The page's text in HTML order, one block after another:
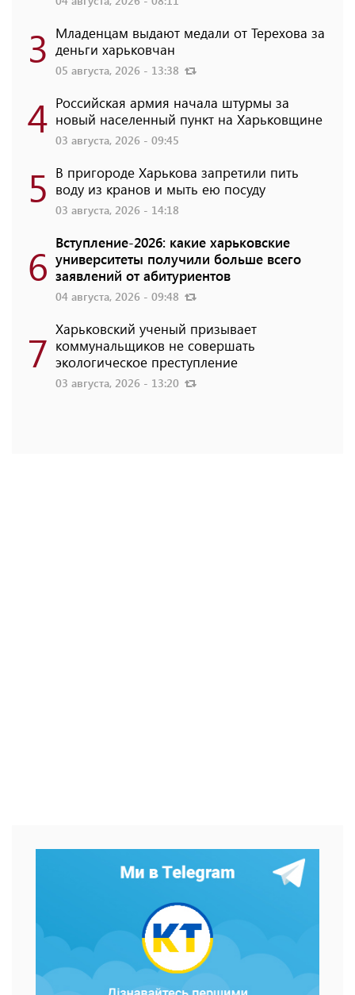
3 Младенцам выдают медали от Терехова за
деньги харьковчан
05 августа, 2026 - 13:38
4 Российская армия начала штурмы за
новый населенный пункт на Харьковщине
03 августа, 2026 - 09:45
5 В пригороде Харькова запретили пить
воду из кранов и мыть ею посуду
03 августа, 2026 - 14:18
6 Вступление-2026: какие харьковские
университеты получили больше всего
заявлений от абитуриентов
04 августа, 2026 - 09:48
7 Харьковский ученый призывает
коммунальщиков не совершать
экологическое преступление
03 августа, 2026 - 13:20